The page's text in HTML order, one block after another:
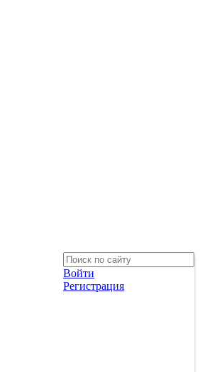
Войти
Регистрация